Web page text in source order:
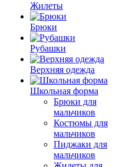
Жилеты
Брюки
Рубашки
Верхняя одежда
Школьная форма
Брюки для
мальчиков
Костюмы для
мальчиков
Пиджаки для
мальчиков